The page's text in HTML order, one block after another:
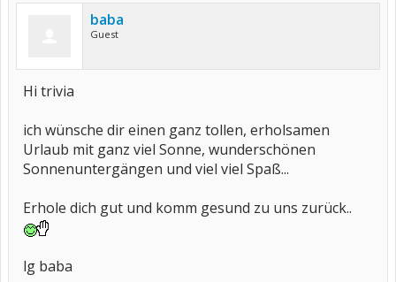
baba
Guest
Hi trivia
ich wünsche dir einen ganz tollen, erholsamen
Urlaub mit ganz viel Sonne, wunderschönen
Sonnenuntergängen und viel viel Spaß...
Erhole dich gut und komm gesund zu uns zurück..
lg baba